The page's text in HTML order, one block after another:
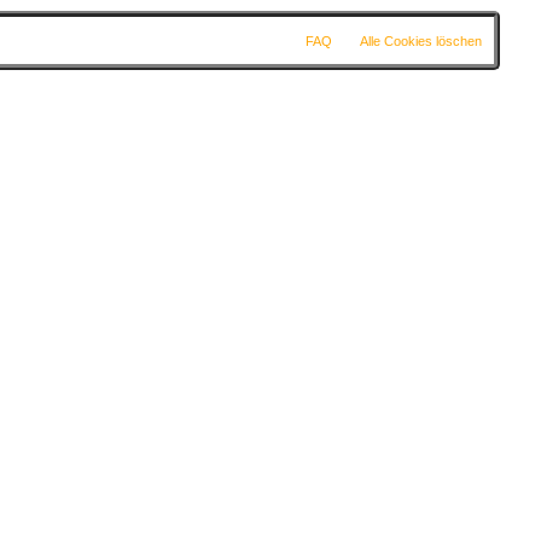
Alle Cookies löschen
FAQ